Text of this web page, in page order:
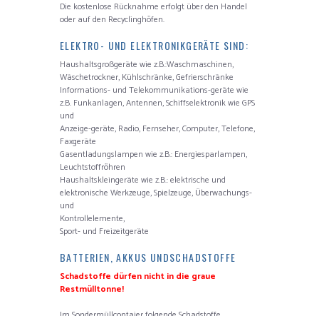
Die kostenlose Rücknahme erfolgt über den Handel
oder auf den Recyclinghöfen.
ELEKTRO- UND ELEKTRONIKGERÄTE SIND:
Haushaltsgroßgeräte wie z.B.:Waschmaschinen,
Wäschetrockner, Kühlschränke, Gefrierschränke
Informations- und Telekommunikations-geräte wie
z.B. Funkanlagen, Antennen, Schiffselektronik wie GPS
und
Anzeige-geräte, Radio, Fernseher, Computer, Telefone,
Faxgeräte
Gasentladungslampen wie z.B.: Energiesparlampen,
Leuchtstoffröhren
Haushaltskleingeräte wie z.B.: elektrische und
elektronische Werkzeuge, Spielzeuge, Überwachungs-
und
Kontrollelemente,
Sport- und Freizeitgeräte
BATTERIEN, AKKUS UNDSCHADSTOFFE
Schadstoffe dürfen nicht in die graue
Restmülltonne!